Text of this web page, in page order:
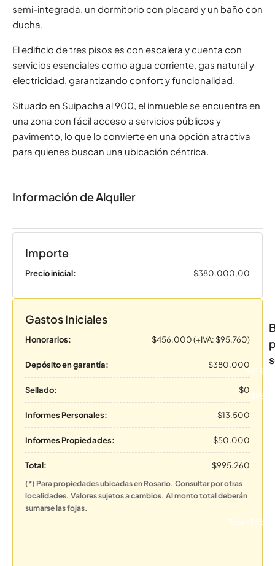
semi-integrada, un dormitorio con placard y un baño con
ducha.
El edificio de tres pisos es con escalera y cuenta con
servicios esenciales como agua corriente, gas natural y
electricidad, garantizando confort y funcionalidad.
Situado en Suipacha al 900, el inmueble se encuentra en
una zona con fácil acceso a servicios públicos y
pavimento, lo que lo convierte en una opción atractiva
para quienes buscan una ubicación céntrica.
Información de Alquiler
Importe
Precio inicial: $380.000,00
Gastos Iniciales
Honorarios: $456.000 (+IVA: $95.760)
Depósito en garantía: $380.000
Sellado: $0
Informes Personales: $13.500
Informes Propiedades: $50.000
Total: $995.260
(*) Para propiedades ubicadas en Rosario. Consultar por otras
localidades. Valores sujetos a cambios. Al monto total deberán
sumarse las fojas.
Total: